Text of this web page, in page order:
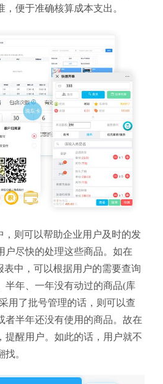
便于准确核算成本支出。
，则可以帮助企业用户及时的发
户尽快的处理这些商品。如在
表中，可以根据用户的需要查询
半年、一年没有动过的商品(库
用了批号管理的话，则可以查
者半年还没有使用的商品。故在
提醒用户。如此的话，用户就不
。